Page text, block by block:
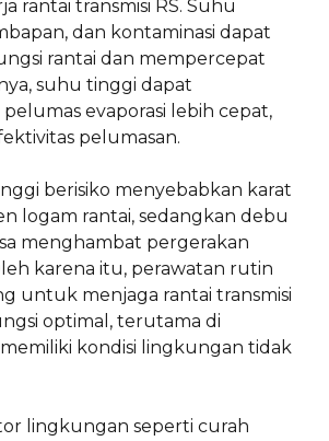
rantai transmisi RS. Suhu
dan kontaminasi dapat
rantai dan mempercepat
suhu tinggi dapat
evaporasi lebih cepat,
pelumasan.
berisiko menyebabkan karat
logam rantai, sedangkan debu
menghambat pergerakan
karena itu, perawatan rutin
untuk menjaga rantai transmisi
optimal, terutama di
memiliki kondisi lingkungan tidak
lingkungan seperti curah